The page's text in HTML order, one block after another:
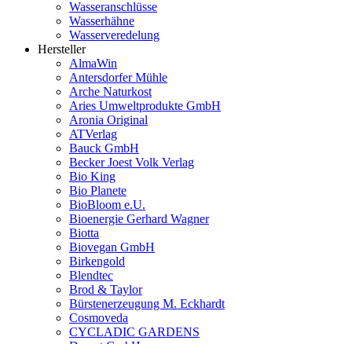
Wasseranschlüsse
Wasserhähne
Wasserveredelung
Hersteller
AlmaWin
Antersdorfer Mühle
Arche Naturkost
Aries Umweltprodukte GmbH
Aronia Original
ATVerlag
Bauck GmbH
Becker Joest Volk Verlag
Bio King
Bio Planete
BioBloom e.U.
Bioenergie Gerhard Wagner
Biotta
Biovegan GmbH
Birkengold
Blendtec
Brod & Taylor
Bürstenerzeugung M. Eckhardt
Cosmoveda
CYCLADIC GARDENS